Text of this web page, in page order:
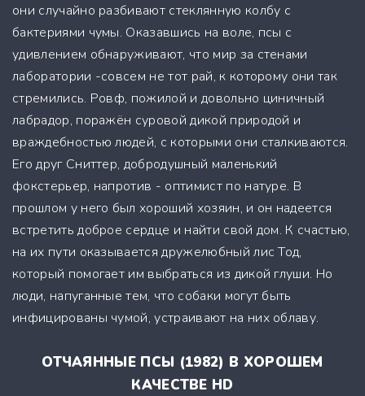
они случайно разбивают стеклянную колбу с
бактериями чумы. Оказавшись на воле, псы с
удивлением обнаруживают, что мир за стенами
лаборатории -совсем не тот рай, к которому они так
стремились. Ровф, пожилой и довольно циничный
лабрадор, поражён суровой дикой природой и
враждебностью людей, с которыми они сталкиваются.
Его друг Сниттер, добродушный маленький
фокстерьер, напротив - оптимист по натуре. В
прошлом у него был хороший хозяин, и он надеется
встретить доброе сердце и найти свой дом. К счастью,
на их пути оказывается дружелюбный лис Тод,
который помогает им выбраться из дикой глуши. Но
люди, напуганные тем, что собаки могут быть
инфицированы чумой, устраивают на них облаву.
ОТЧАЯННЫЕ ПСЫ (1982) В ХОРОШЕМ
КАЧЕСТВЕ HD